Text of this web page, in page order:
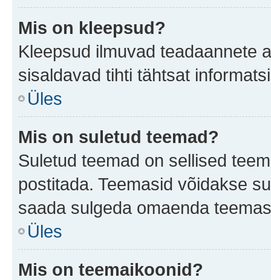
Mis on kleepsud?
Kleepsud ilmuvad teadaannete
sisaldavad tihti tähtsat
Üles
Mis on suletud teemad?
Suletud teemad on sellised
postitada. Teemasid võidakse
saada sulgeda omaenda
Üles
Mis on teemaikoonid?